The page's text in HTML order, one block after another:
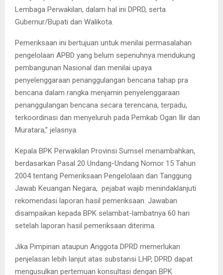
Lembaga Perwakilan, dalam hal ini DPRD, serta
Gubernur/Bupati dan Walikota.
Pemeriksaan ini bertujuan untuk menilai permasalahan
pengelolaan APBD yang belum sepenuhnya mendukung
pembangunan Nasional dan menilai upaya
penyelenggaraan penanggulangan bencana tahap pra
bencana dalam rangka menjamin penyelenggaraan
penanggulangan bencana secara terencana, terpadu,
terkoordinasi dan menyeluruh pada Pemkab Ogan Ilir dan
Muratara,” jelasnya.
Kepala BPK Perwakilan Provinsi Sumsel menambahkan,
berdasarkan Pasal 20 Undang-Undang Nomor 15 Tahun
2004 tentang Pemeriksaan Pengelolaan dan Tanggung
Jawab Keuangan Negara, pejabat wajib menindaklanjuti
rekomendasi laporan hasil pemeriksaan. Jawaban
disampaikan kepada BPK selambat-lambatnya 60 hari
setelah laporan hasil pemeriksaan diterima.
Jika Pimpinan ataupun Anggota DPRD memerlukan
penjelasan lebih lanjut atas substansi LHP, DPRD dapat
mengusulkan pertemuan konsultasi dengan BPK